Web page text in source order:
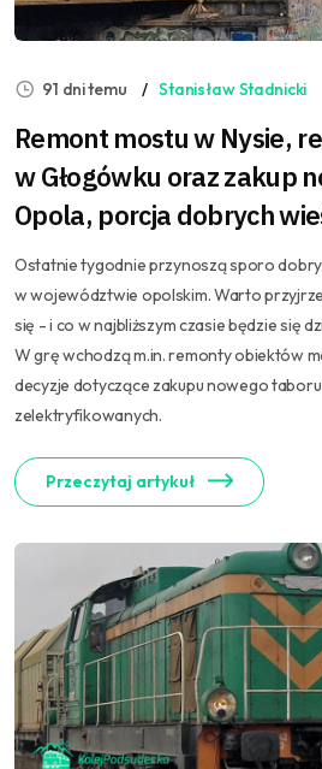
91 dni temu Stanisław Stadnicki
Remont mostu w Nysie,
w Głogówku oraz zakup
Opola, porcja dobrych
Ostatnie tygodnie przynoszą sporo
w województwie opolskim. Warto
się - i co w najbliższym czasie będzie się
W grę wchodzą m.in. remonty obiektów
decyzje dotyczące zakupu nowego
zelektryfikowanych.
Przeczytaj artykuł